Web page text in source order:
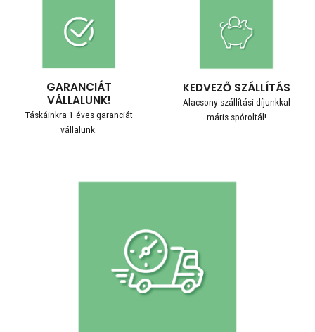
GARANCIÁT
VÁLLALUNK!
Táskáinkra 1 éves garanciát
vállalunk.
KEDVEZŐ SZÁLLÍTÁS
Alacsony szállítási díjunkkal
máris spóroltál!